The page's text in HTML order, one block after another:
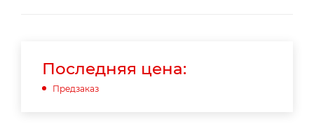
Последняя цена:
Предзаказ